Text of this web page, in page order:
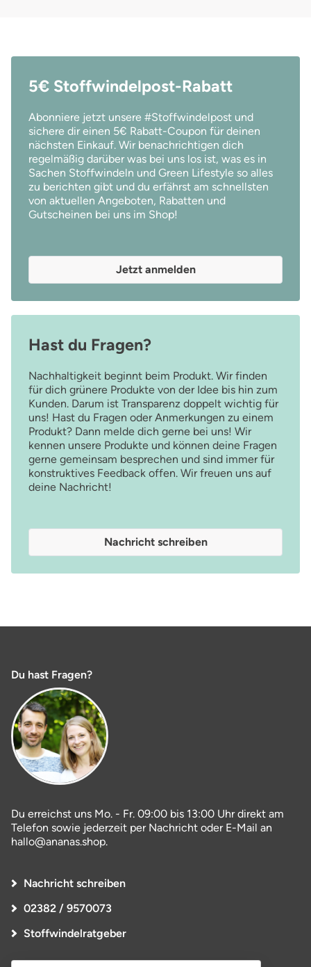
5€ Stoffwindelpost-Rabatt
Abonniere jetzt unsere #Stoffwindelpost und
sichere dir einen 5€ Rabatt-Coupon für deinen
nächsten Einkauf. Wir benachrichtigen dich
regelmäßig darüber was bei uns los ist, was es in
Sachen Stoffwindeln und Green Lifestyle so alles
zu berichten gibt und du erfährst am schnellsten
von aktuellen Angeboten, Rabatten und
Gutscheinen bei uns im Shop!
Jetzt anmelden
Hast du Fragen?
Nachhaltigkeit beginnt beim Produkt. Wir finden
für dich grünere Produkte von der Idee bis hin zum
Kunden. Darum ist Transparenz doppelt wichtig für
uns! Hast du Fragen oder Anmerkungen zu einem
Produkt? Dann melde dich gerne bei uns! Wir
kennen unsere Produkte und können deine Fragen
gerne gemeinsam besprechen und sind immer für
konstruktives Feedback offen. Wir freuen uns auf
deine Nachricht!
Nachricht schreiben
Du hast Fragen?
Du erreichst uns Mo. - Fr. 09:00 bis 13:00 Uhr direkt am
Telefon sowie jederzeit per Nachricht oder E-Mail an
hallo@ananas.shop.
Nachricht schreiben
02382 / 9570073
Stoffwindelratgeber